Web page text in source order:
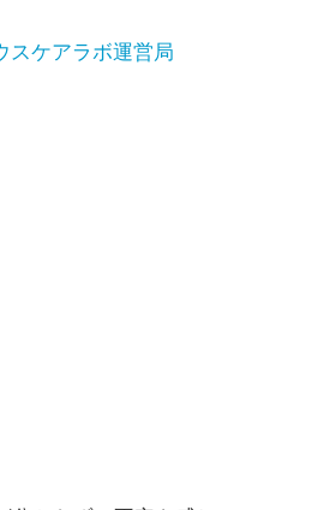
スケアラボ運営局